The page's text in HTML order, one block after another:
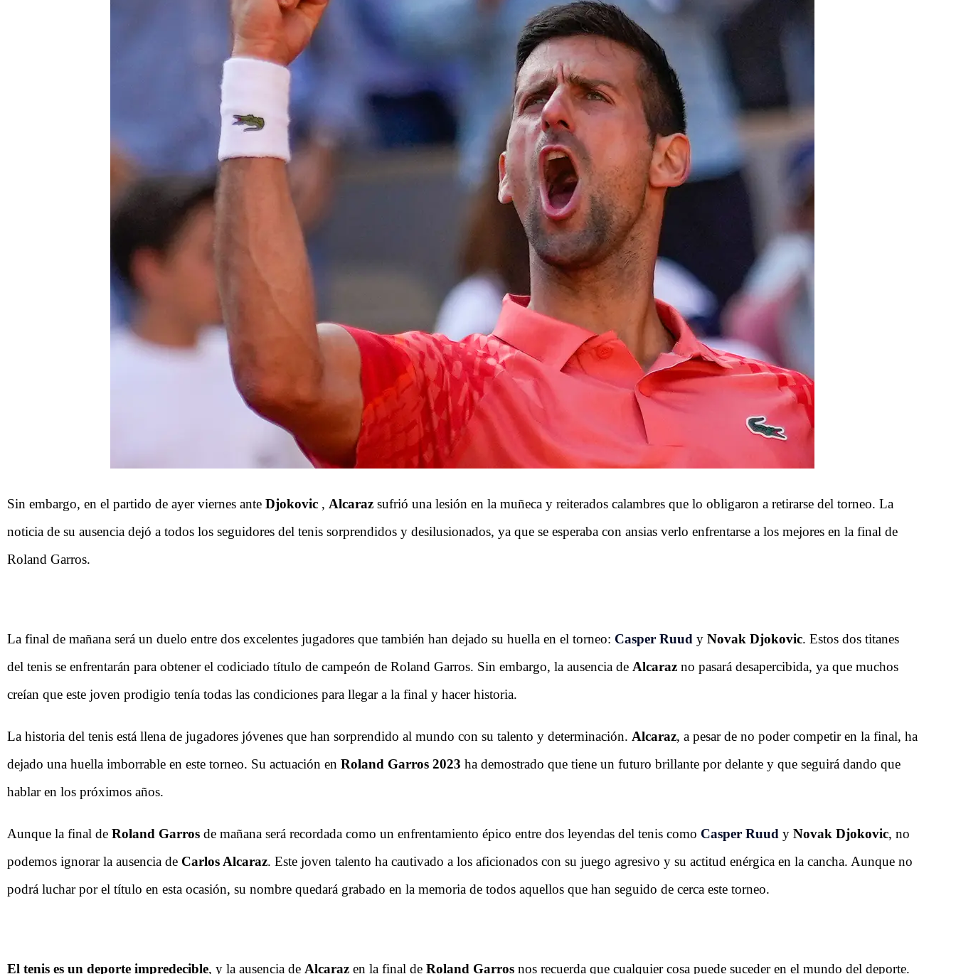
Sin embargo, en el partido de ayer viernes ante Djokovic , Alcaraz sufrió una lesión en la muñeca y reiterados calambres que lo obligaron a retirarse del torneo. La
noticia de su ausencia dejó a todos los seguidores del tenis sorprendidos y desilusionados, ya que se esperaba con ansias verlo enfrentarse a los mejores en la final de
Roland Garros.
La final de mañana será un duelo entre dos excelentes jugadores que también han dejado su huella en el torneo: Casper Ruud y Novak Djokovic. Estos dos titanes
del tenis se enfrentarán para obtener el codiciado título de campeón de Roland Garros. Sin embargo, la ausencia de Alcaraz no pasará desapercibida, ya que muchos
creían que este joven prodigio tenía todas las condiciones para llegar a la final y hacer historia.
La historia del tenis está llena de jugadores jóvenes que han sorprendido al mundo con su talento y determinación. Alcaraz, a pesar de no poder competir en la final, ha
dejado una huella imborrable en este torneo. Su actuación en Roland Garros 2023 ha demostrado que tiene un futuro brillante por delante y que seguirá dando que
hablar en los próximos años.
Aunque la final de Roland Garros de mañana será recordada como un enfrentamiento épico entre dos leyendas del tenis como Casper Ruud y Novak Djokovic, no
podemos ignorar la ausencia de Carlos Alcaraz. Este joven talento ha cautivado a los aficionados con su juego agresivo y su actitud enérgica en la cancha. Aunque no
podrá luchar por el título en esta ocasión, su nombre quedará grabado en la memoria de todos aquellos que han seguido de cerca este torneo.
El tenis es un deporte impredecible, y la ausencia de Alcaraz en la final de Roland Garros nos recuerda que cualquier cosa puede suceder en el mundo del deporte.